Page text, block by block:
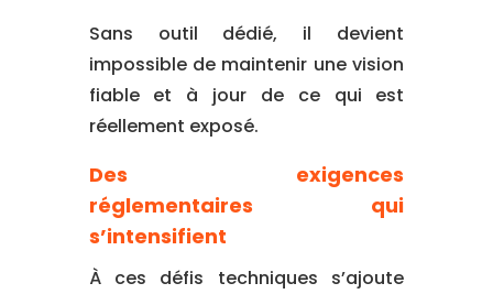
Sans outil dédié, il devient
impossible de maintenir une vision
fiable et à jour de ce qui est
réellement exposé.
Des exigences
réglementaires qui
s’intensifient
À ces défis techniques s’ajoute